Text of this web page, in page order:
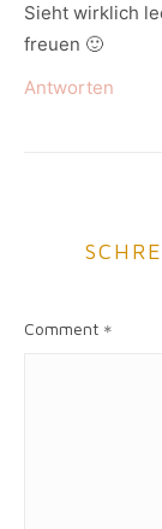
Sieht wirklich
freuen 🙂
Antworten
Comment *